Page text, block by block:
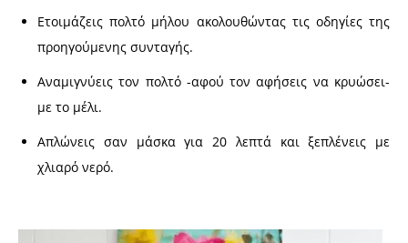
Ετοιμάζεις πολτό μήλου ακολουθώντας τις οδηγίες της
προηγούμενης συνταγής.
Αναμιγνύεις τον πολτό -αφού τον αφήσεις να κρυώσει-
με το μέλι.
Απλώνεις σαν μάσκα για 20 λεπτά και ξεπλένεις με
χλιαρό νερό.